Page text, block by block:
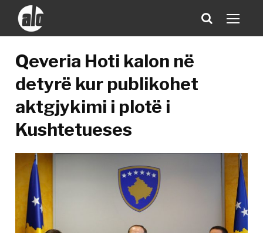
Qeveria Hoti kalon në
detyrë kur publikohet
aktgjykimi i plotë i
Kushtetueses